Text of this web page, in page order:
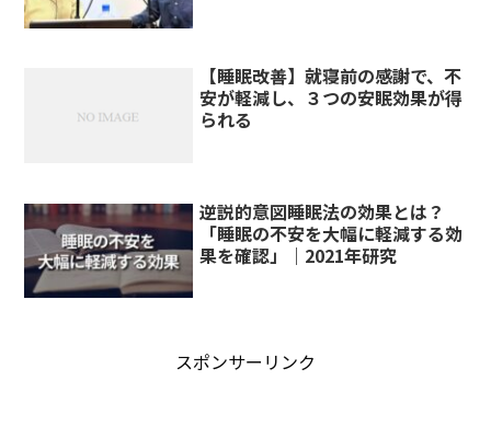
【睡眠改善】就寝前の感謝で、不
安が軽減し、３つの安眠効果が得
られる
逆説的意図睡眠法の効果とは？
「睡眠の不安を大幅に軽減する効
果を確認」｜2021年研究
スポンサーリンク